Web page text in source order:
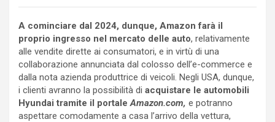
A cominciare dal 2024, dunque, Amazon farà il
proprio ingresso nel mercato delle auto, relativamente
alle vendite dirette ai consumatori, e in virtù di una
collaborazione annunciata dal colosso dell’e-commerce e
dalla nota azienda produttrice di veicoli. Negli USA, dunque,
i clienti avranno la possibilità di acquistare le automobili
Hyundai tramite il portaleAmazon.com, e potranno
aspettare comodamente a casa l’arrivo della vettura,